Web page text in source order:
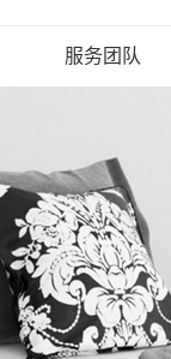
服务团队